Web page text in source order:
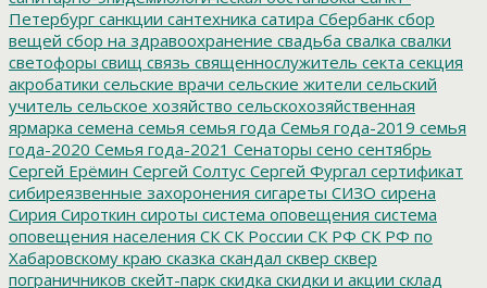
Петербург санкции сантехника сатира Сбербанк сбор
вещей сбор на здравоохранение свадьба свалка свалки
светофоры свищ связь священнослужитель секта секция
акробатики сельские врачи сельские жители сельский
учитель сельское хозяйство сельскохозяйственная
ярмарка семена семья семья года Семья года-2019 семья
года-2020 Семья года-2021 Сенаторы сено сентябрь
Сергей Ерёмин Сергей Солтус Сергей Фургал сертификат
сибиреязвенные захоронения сигареты СИЗО сирена
Сирия Сироткин сироты система оповещения система
оповещения населения СК СК России СК РФ СК РФ по
Хабаровскому краю сказка скандал сквер сквер
пограничников скейт-парк скидка скидки и акции склад